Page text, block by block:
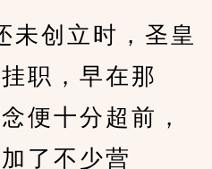
创立时，圣皇
职，早在那
便十分超前，
了不少营